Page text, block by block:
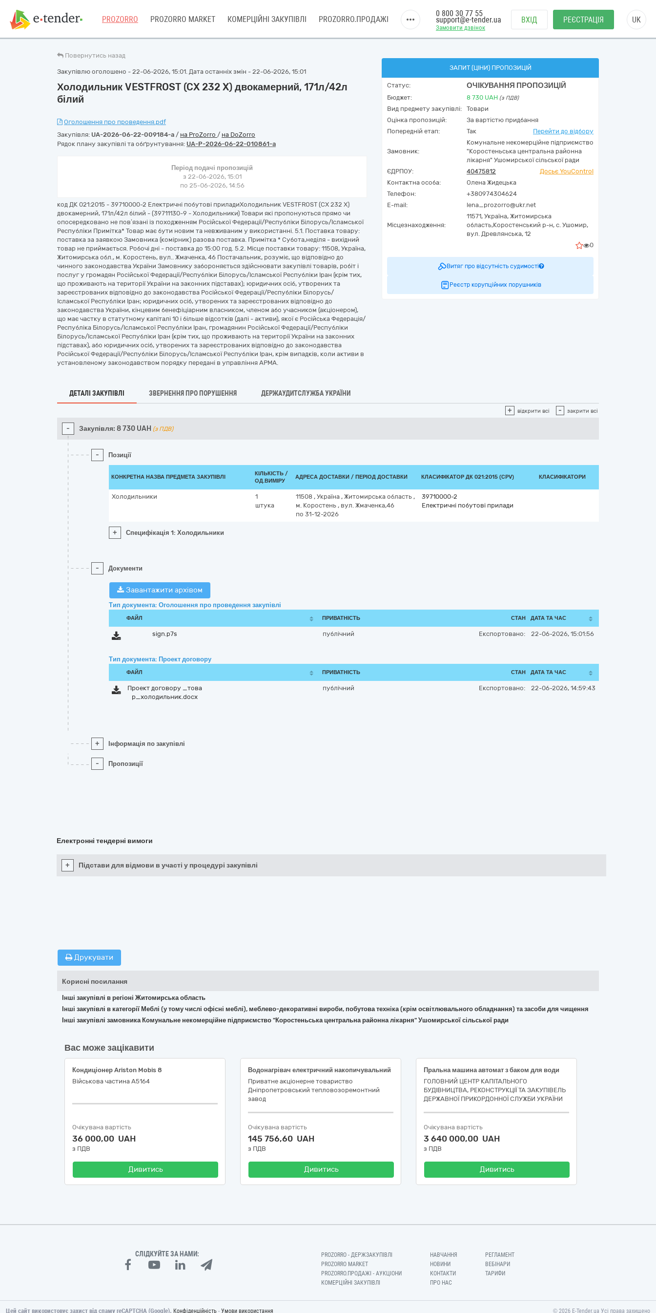
PROZORRO PROZORRO MARKET КОМЕРЦІЙНІ ЗАКУПІВЛІ PROZORRO.ПРОДАЖІ
Замовити дзвінок
0 800 30 77 55
support@e-tender.ua ВХІД РЕЄСТРАЦІЯ UK
Повернутись назад
Закупівлю оголошено - 22-06-2026, 15:01. Дата останніх змін - 22-06-2026, 15:01
Холодильник VESTFROST (CX 232 X) двокамерний, 171л/42л
білий
Оголошення про проведення.pdf
Закупівля: UA-2026-06-22-009184-a / на ProZorro / на DoZorro
Рядок плану закупівлі та обґрунтування: UA-P-2026-06-22-010861-a
Період подачі пропозицій
з 22-06-2026, 15:01
по 25-06-2026, 14:56
код ДК 021:2015 - 39710000-2 Електричні побутові приладиХолодильник VESTFROST (CX 232 X)
двокамерний, 171л/42л білий - (39711130-9 - Холодильники) Товари які пропонуються прямо чи
опосередковано не пов’язані із походженням Російської Федерації/Республіки Білорусь/Ісламської
Республіки Примітка* Товар має бути новим та невживаним у використанні. 5.1. Поставка товару:
поставка за заявкою Замовника (комірник) разова поставка. Примітка * Субота,неділя - вихідний
товар не приймається. Робочі дні - поставка до 15:00 год. 5.2. Місце поставки товару: 11508, Україна,
Житомирська обл., м. Коростень, вул.. Жмаченка, 46 Постачальник, розуміє, що відповідно до
чинного законодавства України Замовнику забороняється здійснювати закупівлі товарів, робіт і
послуг у громадян Російської Федерації/Республіки Білорусь/Ісламської Республіки Іран (крім тих,
що проживають на території України на законних підставах); юридичних осіб, утворених та
зареєстрованих відповідно до законодавства Російської Федерації/Республіки Білорусь/
Ісламської Республіки Іран; юридичних осіб, утворених та зареєстрованих відповідно до
законодавства України, кінцевим бенефіціарним власником, членом або учасником (акціонером),
що має частку в статутному капіталі 10 і більше відсотків (далі - активи), якої є Російська Федерація/
Республіка Білорусь/Ісламської Республіки Іран, громадянин Російської Федерації/Республіки
Білорусь/Ісламської Республіки Іран (крім тих, що проживають на території України на законних
підставах), або юридичних осіб, утворених та зареєстрованих відповідно до законодавства
Російської Федерації/Республіки Білорусь/Ісламської Республіки Іран, крім випадків, коли активи в
установленому законодавством порядку передані в управління АРМА.
ЗАПИТ (ЦІНИ) ПРОПОЗИЦІЙ
Статус: ОЧІКУВАННЯ ПРОПОЗИЦІЙ
Бюджет: 8 730 UAH (з ПДВ)
Вид предмету закупівлі:
Товари
Оцінка пропозицій:
За вартістю придбання
Попередній етап:
Так Перейти до відбору
Замовник:
Комунальне некомерційне підприємство
"Коростеньська центральна районна
лікарня" Ушомирської сільської ради
ЄДРПОУ:
40475812
Досьє YouControl
Контактна особа:
Олена Жидецька
Телефон:
+380974304624
E-mail:
lena_prozorro@ukr.net
Місцезнаходження:
11571, Україна, Житомирська
область,Коростенський р-н, с. Ушомир,
вул. Древлянська, 12
0
Витяг про відсутність судимості
Реєстр корупційних порушників
ДЕТАЛІ ЗАКУПІВЛІ ЗВЕРНЕННЯ ПРО ПОРУШЕННЯ ДЕРЖАУДИТСЛУЖБА УКРАЇНИ
+ відкрити всі - закрити всі
- Закупівля: 8 730 UAH (з ПДВ)
- Позиції
КОНКРЕТНА НАЗВА ПРЕДМЕТА ЗАКУПІВЛІ
КІЛЬКІСТЬ /
ОД.ВИМІРУ
АДРЕСА ДОСТАВКИ / ПЕРІОД ДОСТАВКИ КЛАСИФІКАТОР ДК 021:2015 (CPV) КЛАСИФІКАТОРИ
Холодильники
1
штука
11508 , Україна , Житомирська область ,
м. Коростень , вул. Жмаченка,46
по 31-12-2026
39710000-2
Електричні побутові прилади
+ Специфікація 1: Холодильники
- Документи
Завантажити архівом
Тип документа: Оголошення про проведення закупівлі
ФАЙЛ ПРИВАТНІСТЬ СТАН ДАТА ТА ЧАС
sign.p7s публічний Експортовано: 22-06-2026, 15:01:56
Тип документа: Проект договору
ФАЙЛ ПРИВАТНІСТЬ СТАН ДАТА ТА ЧАС
Проект договору _това
р_холодильник.docx
публічний Експортовано: 22-06-2026, 14:59:43
+ Інформація по закупівлі
- Пропозиції
Електронні тендерні вимоги
+ Підстави для відмови в участі у процедурі закупівлі
Друкувати
Корисні посилання
Інші закупівлі в регіоні Житомирська область
Інші закупівлі в категорії Меблі (у тому числі офісні меблі), меблево-декоративні вироби, побутова техніка (крім освітлювального обладнання) та засоби для чищення
Інші закупівлі замовника Комунальне некомерційне підприємство "Коростеньська центральна районна лікарня" Ушомирської сільської ради
Вас може зацікавити
Кондиціонер Ariston Mobis 8
Військова частина А5164
Очікувана вартість
36 000,00 UAH
з ПДВ
Дивитись
Водонагрівач електричний накопичувальний
Приватне акцiонерне товариство
Днiпропетровський тепловозоремонтний
завод
Очікувана вартість
145 756,60 UAH
з ПДВ
Дивитись
Пральна машина автомат з баком для води
ГОЛОВНИЙ ЦЕНТР КАПІТАЛЬНОГО
БУДІВНИЦТВА, РЕКОНСТРУКЦІЇ ТА ЗАКУПІВЕЛЬ
ДЕРЖАВНОЇ ПРИКОРДОННОЇ СЛУЖБИ УКРАЇНИ
Очікувана вартість
3 640 000,00 UAH
з ПДВ
Дивитись
СЛІДКУЙТЕ ЗА НАМИ:
PROZORRO - ДЕРЖЗАКУПІВЛІ
PROZORRO MARKET
PROZORRO.ПРОДАЖІ - АУКЦІОНИ
КОМЕРЦІЙНІ ЗАКУПІВЛІ
НАВЧАННЯ
НОВИНИ
КОНТАКТИ
ПРО НАС
РЕГЛАМЕНТ
ВЕБІНАРИ
ТАРИФИ
Цей сайт використовує захист від спаму reCAPTCHA (Google). Конфіденційність - Умови використання © 2026 E-Tender.ua Усі права захищено